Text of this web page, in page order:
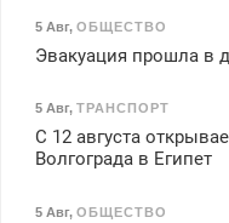
5 Авг, ОБЩЕСТВО
Эвакуация прошла в
5 Авг, ТРАНСПОРТ
С 12 августа
Волгограда в Египет
5 Авг, ОБЩЕСТВО